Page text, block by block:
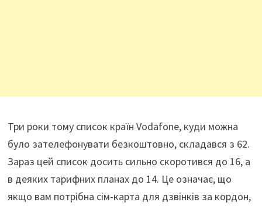
Три роки тому список країн Vodafone, куди можна
було зателефонувати безкоштовно, складався з 62.
Зараз цей список досить сильно скоротився до 16, а
в деяких тарифних планах до 14. Це означає, що
якщо вам потрібна сім-карта для дзвінків за кордон,